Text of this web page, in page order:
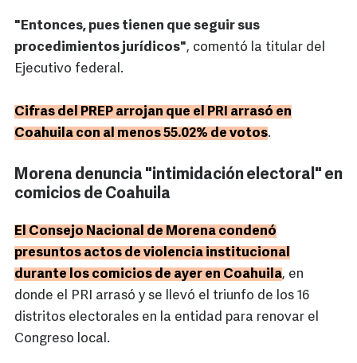
"Entonces, pues tienen que seguir sus
procedimientos jurídicos", comentó la titular del
Ejecutivo federal.
Cifras del PREP arrojan que el PRI arrasó en
Coahuila con al menos 55.02% de votos.
Morena denuncia "intimidación electoral" en
comicios de Coahuila
El Consejo Nacional de Morena condenó
presuntos actos de violencia institucional
durante los comicios de ayer en Coahuila, en
donde el PRI arrasó y se llevó el triunfo de los 16
distritos electorales en la entidad para renovar el
Congreso local.